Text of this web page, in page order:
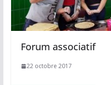
Forum associatif
22 octobre 2017